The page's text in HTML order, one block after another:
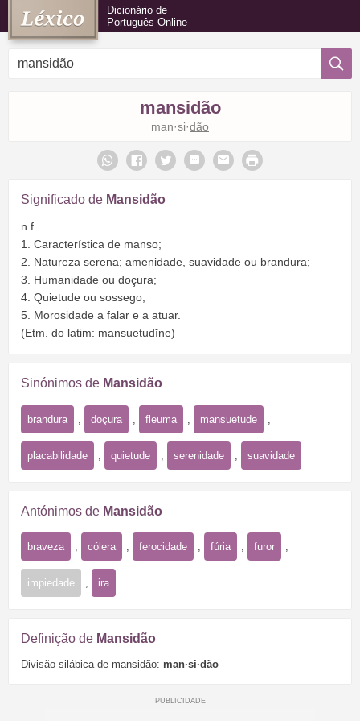
Dicionário de
Português Online
mansidão
man·si·dão
Significado de Mansidão
n.f.
1. Característica de manso;
2. Natureza serena; amenidade, suavidade ou brandura;
3. Humanidade ou doçura;
4. Quietude ou sossego;
5. Morosidade a falar e a atuar.
(Etm. do latim: mansuetudĭne)
Sinónimos de Mansidão
brandura doçura fleuma mansuetude
placabilidade quietude serenidade suavidade
Antónimos de Mansidão
braveza , cólera , ferocidade , fúria , furor ,
impiedade , ira
Definição de Mansidão
Divisão silábica de mansidão: man·si·dão